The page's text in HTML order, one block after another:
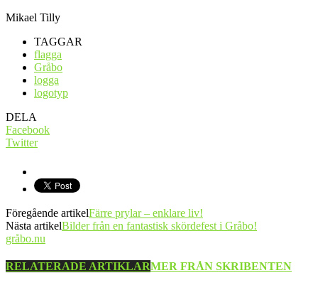
Mikael Tilly
TAGGAR
flagga
Gråbo
logga
logotyp
DELA
Facebook
Twitter
Föregående artikelFärre prylar – enklare liv!
Nästa artikelBilder från en fantastisk skördefest i Gråbo!
gråbo.nu
RELATERADE ARTIKLARMER FRÅN SKRIBENTEN